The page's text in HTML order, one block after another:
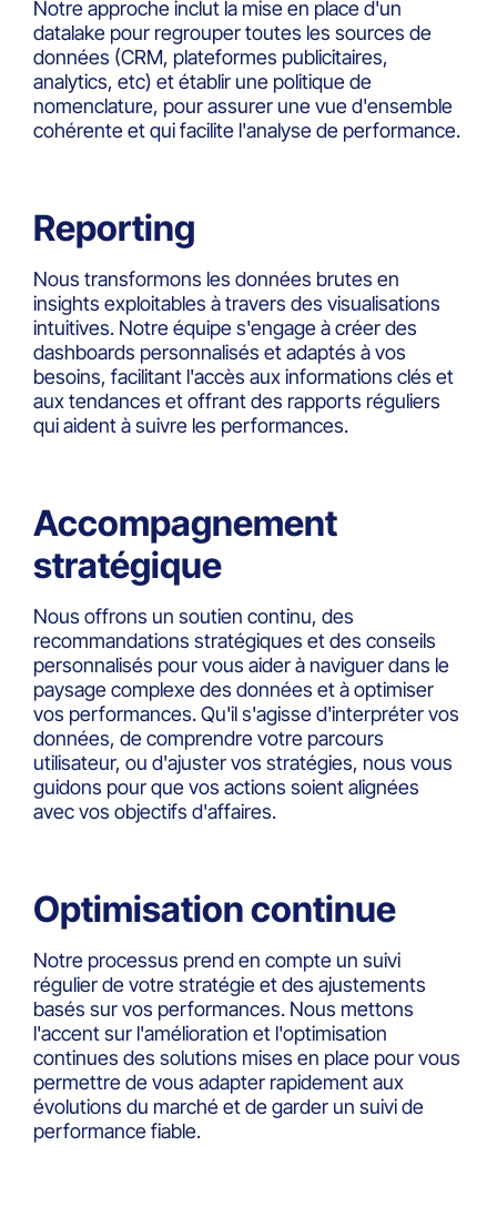
Notre approche inclut la mise en place d'un
datalake pour regrouper toutes les sources de
données (CRM, plateformes publicitaires,
analytics, etc) et établir une politique de
nomenclature, pour assurer une vue d'ensemble
cohérente et qui facilite l'analyse de performance.
Reporting
Nous transformons les données brutes en
insights exploitables à travers des visualisations
intuitives. Notre équipe s'engage à créer des
dashboards personnalisés et adaptés à vos
besoins, facilitant l'accès aux informations clés et
aux tendances et offrant des rapports réguliers
qui aident à suivre les performances.
Accompagnement
stratégique
Nous offrons un soutien continu, des
recommandations stratégiques et des conseils
personnalisés pour vous aider à naviguer dans le
paysage complexe des données et à optimiser
vos performances. Qu'il s'agisse d'interpréter vos
données, de comprendre votre parcours
utilisateur, ou d'ajuster vos stratégies, nous vous
guidons pour que vos actions soient alignées
avec vos objectifs d'affaires.
Optimisation continue
Notre processus prend en compte un suivi
régulier de votre stratégie et des ajustements
basés sur vos performances. Nous mettons
l'accent sur l'amélioration et l'optimisation
continues des solutions mises en place pour vous
permettre de vous adapter rapidement aux
évolutions du marché et de garder un suivi de
performance fiable.